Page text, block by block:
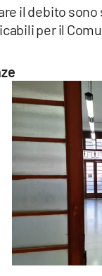
il debito
per il